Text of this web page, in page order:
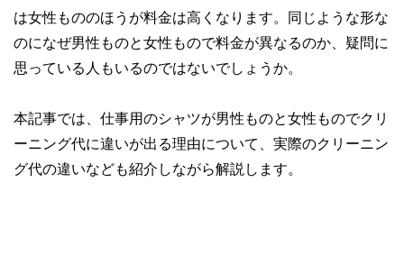
は女性もののほうが料金は高くなります。同じような形な
のになぜ男性ものと女性もので料金が異なるのか、疑問に
思っている人もいるのではないでしょうか。
本記事では、仕事用のシャツが男性ものと女性ものでクリ
ーニング代に違いが出る理由について、実際のクリーニン
グ代の違いなども紹介しながら解説します。